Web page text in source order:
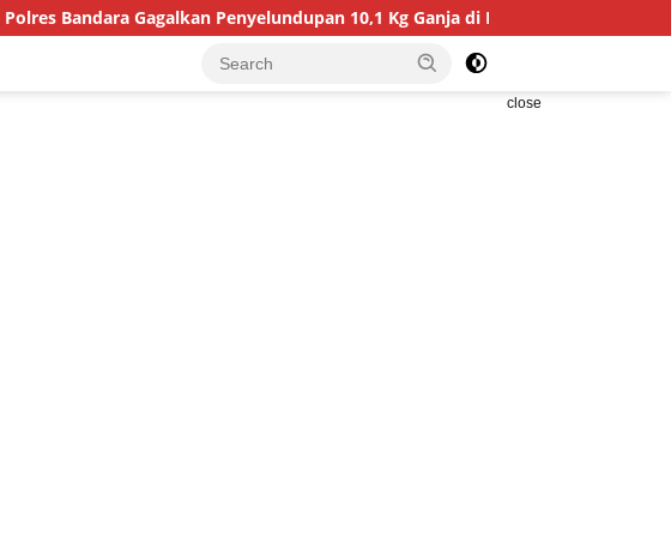
Gagalkan Penyelundupan 10,1 Kg Ganja di Bali Hadiri Penyerahan
close